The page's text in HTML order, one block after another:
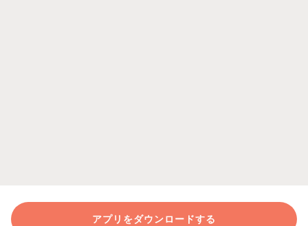
アプリをダウンロードする